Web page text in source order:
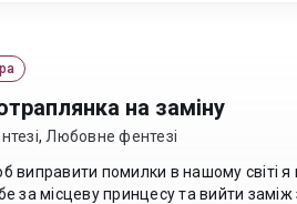
на заміну
, Любовне фентезі
виправити помилки в нашому світі
за місцеву принцесу та вийти